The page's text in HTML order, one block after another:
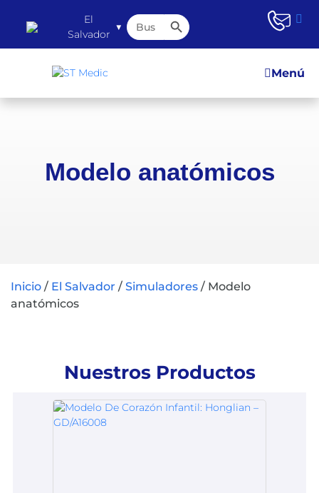
El
Salvador
▼
Buscar:Botón de búsqueda
Menú
Modelo anatómicos
Inicio / El Salvador / Simuladores / Modelo
anatómicos
Nuestros Productos